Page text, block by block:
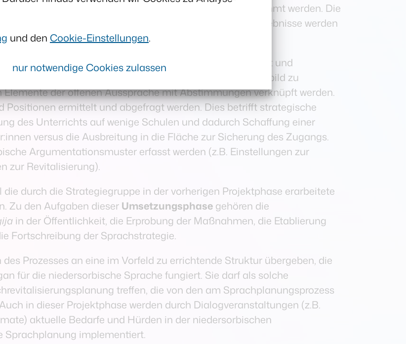
gemeinsam entwickelt, formuliert und abgestimmt werden. Die
moderiert und inhaltlich nachbereitet. Die Ergebnisse werden
aufbereitet und derStrategiegruppe
. Dieser richtet sich sehr breit an die Sprachgemeinschaft und
Positionen zu diskutieren und ein Meinungsbild zu
der offenen Aussprache mit Abstimmungen verknüpft werden.
Positionen ermittelt und abgefragt werden. Dies betrifft strategische
des Unterrichts auf wenige Schulen und dadurch Schaffung einer
versus die Ausbreitung in die Fläche zur Sicherung des Zugangs.
Argumentationsmuster erfasst werden (z.B. Einstellungen zur
zur Revitalisierung).
die durch die Strategiegruppe in der vorherigen Projektphase erarbeitete
Zu den Aufgaben dieser Umsetzungsphasegehören die
in der Öffentlichkeit, die Erprobung der Maßnahmen, die Etablierung
Fortschreibung der Sprachstrategie.
Prozesses an eine im Vorfeld zu errichtende Struktur übergeben, die
für die niedersorbische Sprache fungiert. Sie darf als solche
treffen, die von den am Sprachplanungsprozess
in dieser Projektphase werden durch Dialogveranstaltungen (z.B.
aktuelle Bedarfe und Hürden in der niedersorbischen
Sprachplanung implementiert.
und den Cookie-Einstellungen.
nur notwendige Cookies zulassen